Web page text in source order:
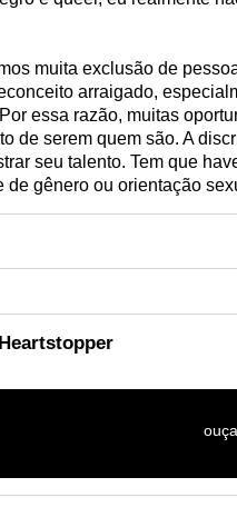
muita exclusão de
arraigado,
essa razão, muitas
de serem quem são. A
seu talento. Tem que
de gênero ou orientação